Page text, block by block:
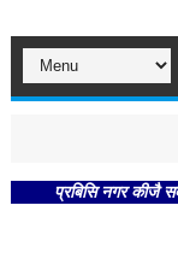
प्रबिसि नगर कीजै सब